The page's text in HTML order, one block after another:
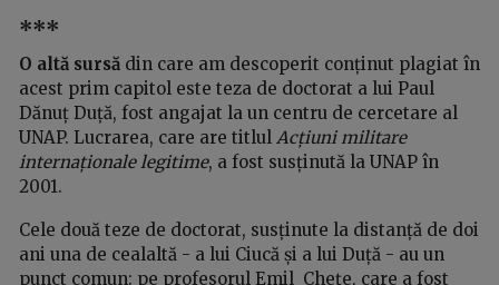
***
O altă sursă din care am descoperit conținut plagiat în
acest prim capitol este teza de doctorat a lui Paul
Dănuț Duță, fost angajat la un centru de cercetare al
UNAP. Lucrarea, care are titlul Acțiuni militare
internaționale legitime, a fost susținută la UNAP în
2001.
Cele două teze de doctorat, susținute la distanță de doi
ani una de cealaltă - a lui Ciucă și a lui Duță - au un
punct comun: pe profesorul Emil Chețe, care a fost